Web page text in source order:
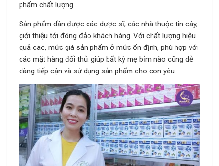
phẩm chất lượng.
Sản phẩm dần được các dược sĩ, các nhà thuộc tin cây,
giới thiệu tới đông đảo khách hàng. Với chất lượng hiệu
quả cao, mức giá sản phẩm ở mức ổn định, phù hợp với
các mặt hàng đối thủ, giúp bất kỳ mẹ bỉm nào cũng dễ
dàng tiếp cận và sử dụng sản phẩm cho con yêu.